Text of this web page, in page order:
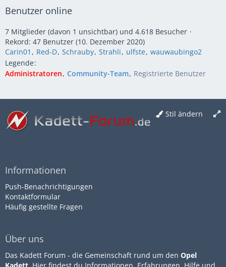
Benutzer online
7 Mitglieder (davon 1 unsichtbar) und 4.618 Besucher
Rekord: 47 Benutzer (10. Dezember 2020)
Carin01
Red-D Schrauby Strahli ulfste wauwaubingo2
Legende
Administratoren
Community-Team Registrierte Benutzer
Stil ändern
Informationen
Push-Benachrichtigungen
Kontaktformular
Häufig gestellte Fragen
Über uns
Das Kadett Forum - die Gemeinschaft rund um den Opel